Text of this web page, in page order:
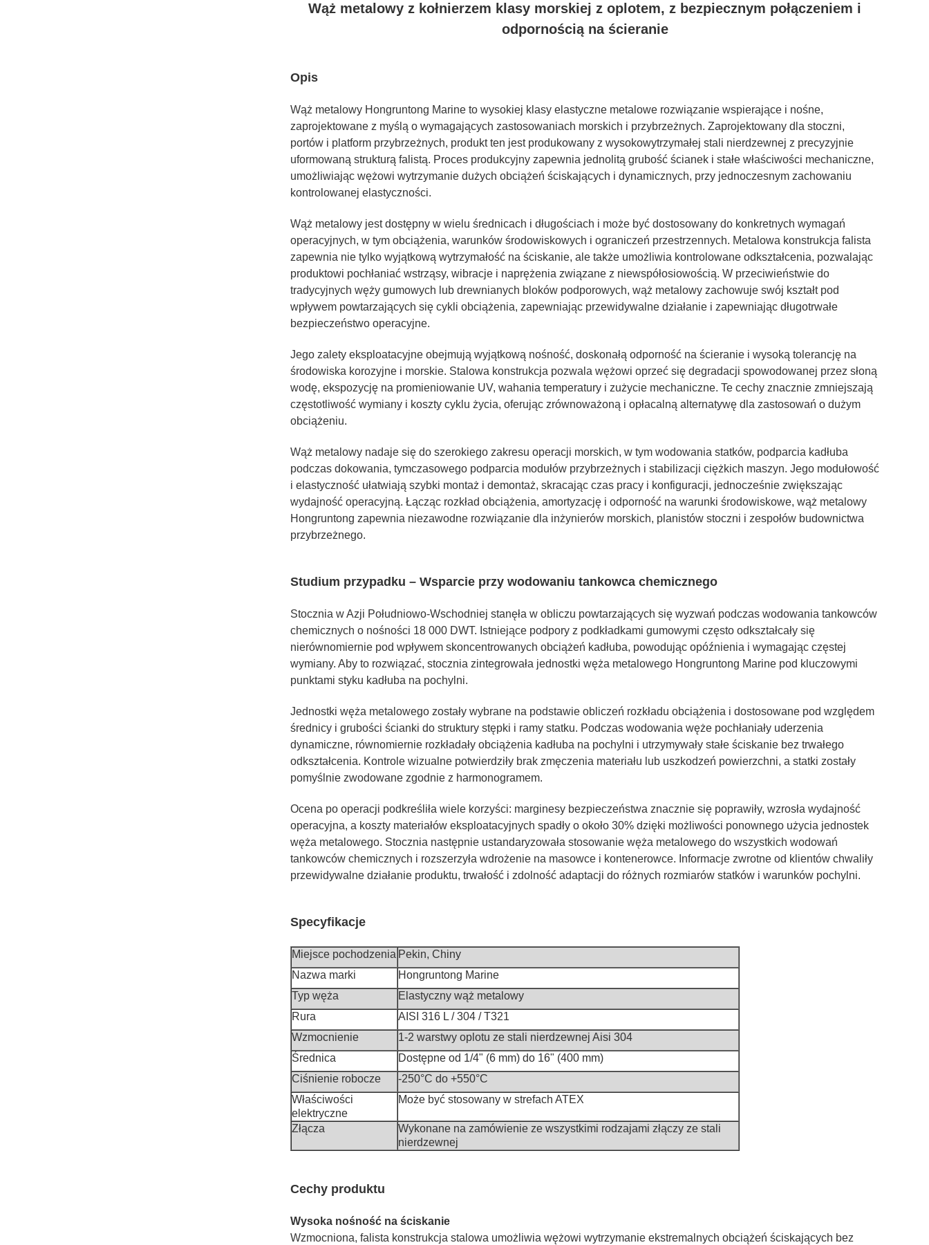
Wąż metalowy z kołnierzem klasy morskiej z oplotem, z bezpiecznym połączeniem i
odpornością na ścieranie
Opis
Wąż metalowy Hongruntong Marine to wysokiej klasy elastyczne metalowe rozwiązanie wspierające i nośne,
zaprojektowane z myślą o wymagających zastosowaniach morskich i przybrzeżnych. Zaprojektowany dla stoczni,
portów i platform przybrzeżnych, produkt ten jest produkowany z wysokowytrzymałej stali nierdzewnej z precyzyjnie
uformowaną strukturą falistą. Proces produkcyjny zapewnia jednolitą grubość ścianek i stałe właściwości mechaniczne,
umożliwiając wężowi wytrzymanie dużych obciążeń ściskających i dynamicznych, przy jednoczesnym zachowaniu
kontrolowanej elastyczności.
Wąż metalowy jest dostępny w wielu średnicach i długościach i może być dostosowany do konkretnych wymagań
operacyjnych, w tym obciążenia, warunków środowiskowych i ograniczeń przestrzennych. Metalowa konstrukcja falista
zapewnia nie tylko wyjątkową wytrzymałość na ściskanie, ale także umożliwia kontrolowane odkształcenia, pozwalając
produktowi pochłaniać wstrząsy, wibracje i naprężenia związane z niewspółosiowością. W przeciwieństwie do
tradycyjnych węży gumowych lub drewnianych bloków podporowych, wąż metalowy zachowuje swój kształt pod
wpływem powtarzających się cykli obciążenia, zapewniając przewidywalne działanie i zapewniając długotrwałe
bezpieczeństwo operacyjne.
Jego zalety eksploatacyjne obejmują wyjątkową nośność, doskonałą odporność na ścieranie i wysoką tolerancję na
środowiska korozyjne i morskie. Stalowa konstrukcja pozwala wężowi oprzeć się degradacji spowodowanej przez słoną
wodę, ekspozycję na promieniowanie UV, wahania temperatury i zużycie mechaniczne. Te cechy znacznie zmniejszają
częstotliwość wymiany i koszty cyklu życia, oferując zrównoważoną i opłacalną alternatywę dla zastosowań o dużym
obciążeniu.
Wąż metalowy nadaje się do szerokiego zakresu operacji morskich, w tym wodowania statków, podparcia kadłuba
podczas dokowania, tymczasowego podparcia modułów przybrzeżnych i stabilizacji ciężkich maszyn. Jego modułowość
i elastyczność ułatwiają szybki montaż i demontaż, skracając czas pracy i konfiguracji, jednocześnie zwiększając
wydajność operacyjną. Łącząc rozkład obciążenia, amortyzację i odporność na warunki środowiskowe, wąż metalowy
Hongruntong zapewnia niezawodne rozwiązanie dla inżynierów morskich, planistów stoczni i zespołów budownictwa
przybrzeżnego.
Studium przypadku – Wsparcie przy wodowaniu tankowca chemicznego
Stocznia w Azji Południowo-Wschodniej stanęła w obliczu powtarzających się wyzwań podczas wodowania tankowców
chemicznych o nośności 18 000 DWT. Istniejące podpory z podkładkami gumowymi często odkształcały się
nierównomiernie pod wpływem skoncentrowanych obciążeń kadłuba, powodując opóźnienia i wymagając częstej
wymiany. Aby to rozwiązać, stocznia zintegrowała jednostki węża metalowego Hongruntong Marine pod kluczowymi
punktami styku kadłuba na pochylni.
Jednostki węża metalowego zostały wybrane na podstawie obliczeń rozkładu obciążenia i dostosowane pod względem
średnicy i grubości ścianki do struktury stępki i ramy statku. Podczas wodowania węże pochłaniały uderzenia
dynamiczne, równomiernie rozkładały obciążenia kadłuba na pochylni i utrzymywały stałe ściskanie bez trwałego
odkształcenia. Kontrole wizualne potwierdziły brak zmęczenia materiału lub uszkodzeń powierzchni, a statki zostały
pomyślnie zwodowane zgodnie z harmonogramem.
Ocena po operacji podkreśliła wiele korzyści: marginesy bezpieczeństwa znacznie się poprawiły, wzrosła wydajność
operacyjna, a koszty materiałów eksploatacyjnych spadły o około 30% dzięki możliwości ponownego użycia jednostek
węża metalowego. Stocznia następnie ustandaryzowała stosowanie węża metalowego do wszystkich wodowań
tankowców chemicznych i rozszerzyła wdrożenie na masowce i kontenerowce. Informacje zwrotne od klientów chwaliły
przewidywalne działanie produktu, trwałość i zdolność adaptacji do różnych rozmiarów statków i warunków pochylni.
Specyfikacje
Miejsce pochodzenia Pekin, Chiny
Nazwa marki
Hongruntong Marine
Typ węża
Elastyczny wąż metalowy
Rura
AISI 316 L / 304 / T321
Wzmocnienie
1-2 warstwy oplotu ze stali nierdzewnej Aisi 304
Średnica
Dostępne od 1/4" (6 mm) do 16" (400 mm)
Ciśnienie robocze
-250°C do +550°C
Właściwości
elektryczne
Może być stosowany w strefach ATEX
Złącza
Wykonane na zamówienie ze wszystkimi rodzajami złączy ze stali
nierdzewnej
Cechy produktu
Wysoka nośność na ściskanie
Wzmocniona, falista konstrukcja stalowa umożliwia wężowi wytrzymanie ekstremalnych obciążeń ściskających bez